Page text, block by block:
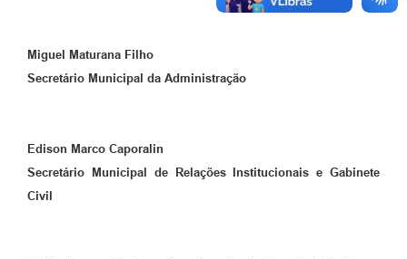
Miguel Maturana Filho
Secretário Municipal da Administração
Edison Marco Caporalin
Secretário Municipal de Relações Institucionaise Gabinete
Civil